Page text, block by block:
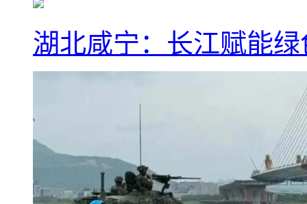
湖北咸宁：长江赋能